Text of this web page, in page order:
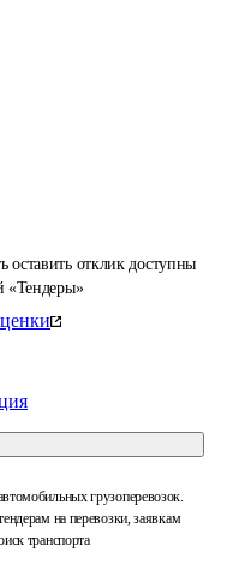
отклик доступны
«Тендеры»
грузоперевозок.
на перевозки, заявкам
транспорта